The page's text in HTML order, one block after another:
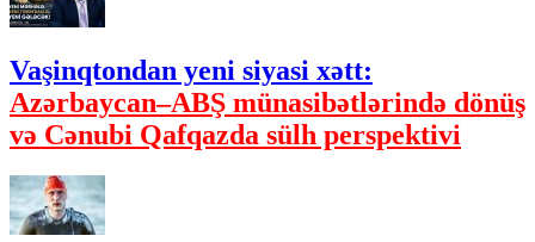
Vaşinqtondan yeni siyasi xətt:
Azərbaycan–ABŞ münasibətlərində dönüş
və Cənubi Qafqazda sülh perspektivi